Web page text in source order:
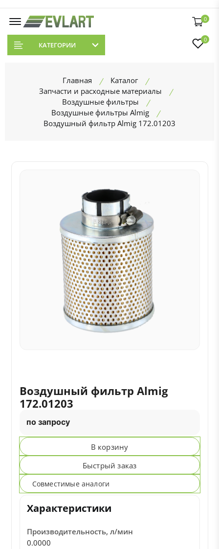
0
КАТЕГОРИИ
0
Главная
Каталог
Запчасти и расходные материалы
Воздушные фильтры
Воздушные фильтры Almig
Воздушный фильтр Almig 172.01203
Воздушный фильтр Almig
172.01203
по запросу
В корзину
Быстрый заказ
Совместимые аналоги
Характеристики
Производительность, л/мин
0.0000